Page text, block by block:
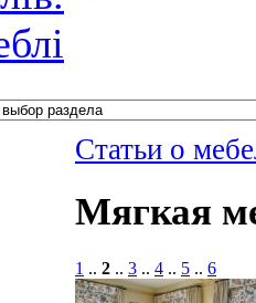
Статьи о
Мягкая
1 .. 2 .. 3 .. 4 .. 5 .. 6